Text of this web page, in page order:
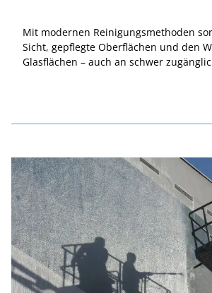
Mit modernen Reinigungsmethoden
Sicht, gepflegte Oberflächen und den
Glasflächen – auch an schwer